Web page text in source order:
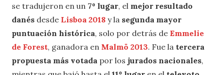
se tradujeron en un 7º lugar, el mejor resultado
danés desde Lisboa 2018 y la segunda mayor
puntuación histórica, solo por detrás de Emmelie
de Forest, ganadora en Malmö 2013. Fue la tercera
propuesta más votada por los jurados nacionales,